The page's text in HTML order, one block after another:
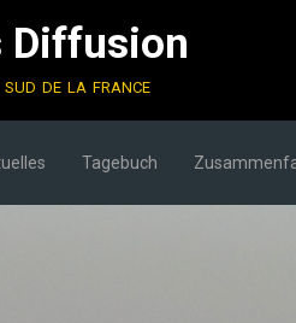
Diffusion
sud de la france
Tagebuch